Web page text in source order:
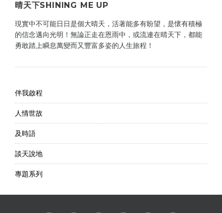
晴天下SHINING ME UP
現實中不可能日日是個大晴天，活著能多有盼望，是懷有積極
的信念邁向光明！無論正走在恩雨中，或流連在晴天下，都能
勇敢踏上瞬息萬變而又豐富多姿的人生旅程！
伴我啟程
人情世故
及時語
談天說地
專題系列